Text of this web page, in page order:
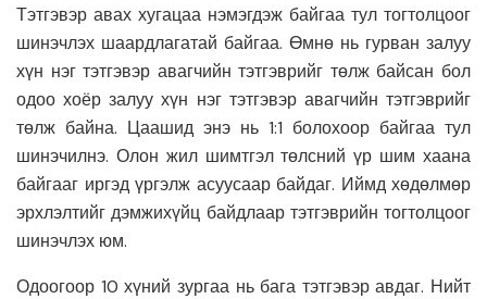
Тэтгэвэр авах хугацаа нэмэгдэж байгаа тул тогтолцоог
шинэчлэх шаардлагатай байгаа. Өмнө нь гурван залуу
хүн нэг тэтгэвэр авагчийн тэтгэврийг төлж байсан бол
одоо хоёр залуу хүн нэг тэтгэвэр авагчийн тэтгэврийг
төлж байна. Цаашид энэ нь 1:1 болохоор байгаа тул
шинэчилнэ. Олон жил шимтгэл төлсний үр шим хаана
байгааг иргэд үргэлж асуусаар байдаг. Иймд хөдөлмөр
эрхлэлтийг дэмжихүйц байдлаар тэтгэврийн тогтолцоог
шинэчлэх юм.
Одоогоор 10 хүний зургаа нь бага тэтгэвэр авдаг. Нийт